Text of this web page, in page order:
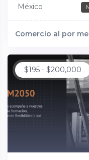
México
Comercio al por
$195 - $200,000